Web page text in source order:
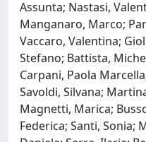
Assunta; Nastasi,
Manganaro, Marco;
Vaccaro, Valentina;
Stefano; Battista,
Carpani, Paola
Savoldi, Silvana;
Magnetti, Marica;
Federica; Santi, Sonia;